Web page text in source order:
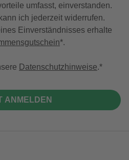
umfasst, einverstanden.
ich jederzeit widerrufen.
Einverständnisses erhalte
*.
Datenschutzhinweise.
ANMELDEN